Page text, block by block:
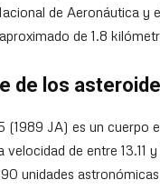
de Aeronáutica y
de 1.8
de los
(1989 JA) es un cuerpo
velocidad de entre 13.11
unidades